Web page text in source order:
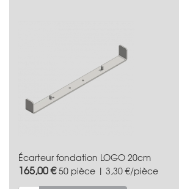
Écarteur fondation LOGO 20cm
165,00 €50 pièce | 3,30 €/pièce